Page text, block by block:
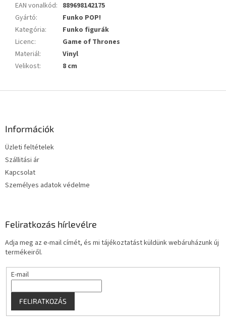
EAN vonalkód: 889698142175
Gyártó:
Funko POP!
Kategória:
Funko figurák
Licenc:
Game of Thrones
Materiál:
Vinyl
Velikost: 8 cm
Információk
Üzleti feltételek
Szállitási ár
Kapcsolat
Személyes adatok védelme
Feliratkozás hírlevélre
Adja meg az e-mail címét, és mi tájékoztatást küldünk webáruházunk új
termékeiről.
E-mail
FELIRATKOZÁS